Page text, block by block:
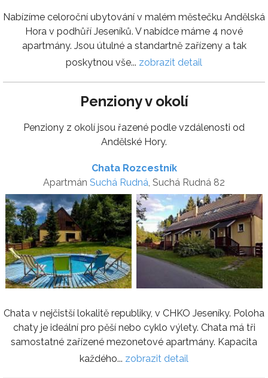
Nabízíme celoroční ubytování v malém městečku Andělská
Hora v podhůří Jeseníků. V nabídce máme 4 nové
apartmány. Jsou útulné a standartně zařízeny a tak
poskytnou vše... zobrazit detail
Penziony v okolí
Penziony z okolí jsou řazené podle vzdálenosti od
Andělské Hory.
Chata Rozcestník
Apartmán Suchá Rudná, Suchá Rudná 82
Chata v nejčistší lokalitě republiky, v CHKO Jeseníky. Poloha
chaty je ideální pro pěší nebo cyklo výlety. Chata má tři
samostatné zařízené mezonetové apartmány. Kapacita
každého... zobrazit detail